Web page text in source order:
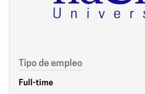
Tipo de empleo
Full-time